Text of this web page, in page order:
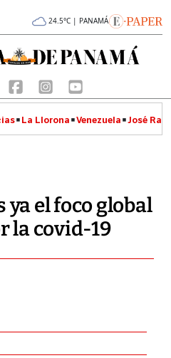
24.5°C | PANAMÁ
La Llorona Venezuela José
ya el foco global
la covid-19